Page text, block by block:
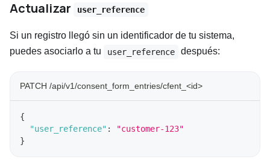
Actualizar user_reference
Si un registro llegó sin un identificador de tu sistema,
puedes asociarlo a tu
user_reference después:
PATCH /api/v1/consent_form_entries/cfent_<id>
{
"user_reference" :
"customer-123"
}